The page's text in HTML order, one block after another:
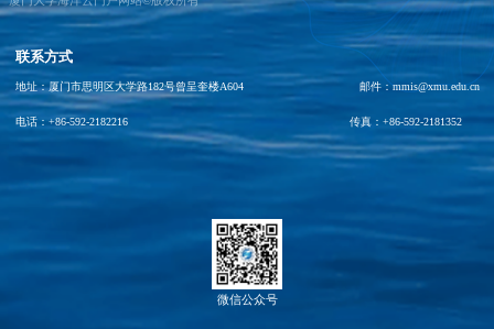
联系方式
地址：厦门市思明区大学路182号曾呈奎楼A604 邮件：mmis@xmu.edu.cn
电话：+86-592-2182216 传真：+86-592-2181352
微信公众号